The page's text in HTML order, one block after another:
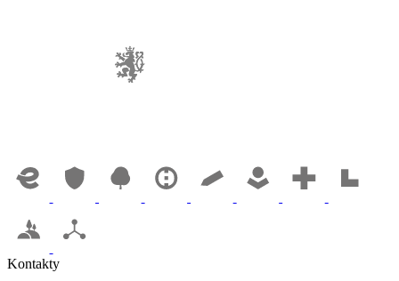
Kontakty